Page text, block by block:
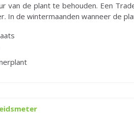
van de plant te behouden. Een
In de wintermaanden wanneer de